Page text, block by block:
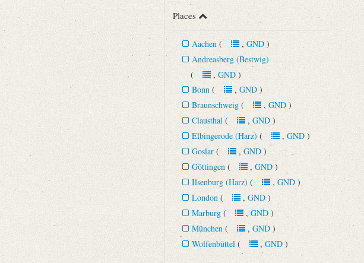
Places
Aachen (, GND)
Andreasberg (Bestwig)
(, GND)
Bonn (, GND)
Braunschweig (, GND)
Clausthal (, GND)
Elbingerode (Harz) (, GND)
Goslar (, GND)
Göttingen (, GND)
Ilsenburg (Harz) (, GND)
London (, GND)
Marburg (,GND)
München (, GND)
Wolfenbüttel (,GND)